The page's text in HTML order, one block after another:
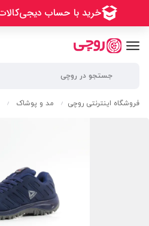
فروشگاه اینترنتی روچی / مد و پوشاک /